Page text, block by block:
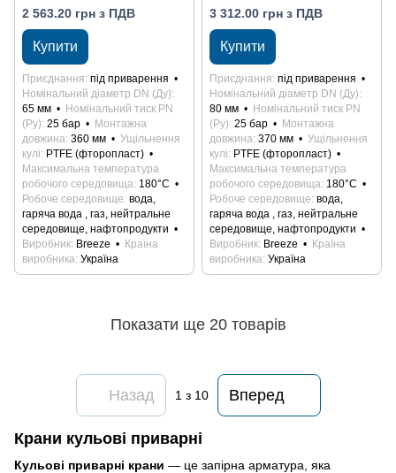
2 563.20 грн з ПДВ
Купити
Приєднання під приварення
Номінальний діаметр DN (Ду)
65 мм
Номінальний тиск PN
(Ру) 25 бар
Монтажна
довжина 360 мм
Ущільнення
кулі
PTFE (фторопласт)
Максимальна температура
робочого середовища 180°С
Робоче середовище вода,
гаряча вода , газ, нейтральне
середовище, нафтопродукти
Виробник Breeze
Країна
виробника Україна
3 312.00 грн з ПДВ
Купити
Приєднання під приварення
Номінальний діаметр DN (Ду)
80 мм
Номінальний тиск PN
(Ру) 25 бар
Монтажна
довжина 370 мм
Ущільнення
кулі
PTFE (фторопласт)
Максимальна температура
робочого середовища 180°С
Робоче середовище вода,
гаряча вода , газ, нейтральне
середовище, нафтопродукти
Виробник Breeze
Країна
виробника Україна
Показати ще 20 товарів
Назад 1з 10 Вперед
Крани кульові приварні
Кульові приварні крани — це запірна арматура, яка